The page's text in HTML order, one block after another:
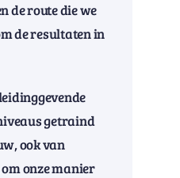
de route die we
de resultaten in
getraind
ook van
onze manier